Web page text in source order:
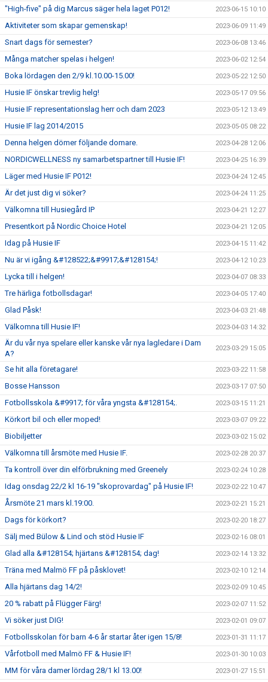
"High-five" på dig Marcus säger hela laget P012! 2023-06-15 10:10
Aktiviteter som skapar gemenskap! 2023-06-09 11:49
Snart dags för semester? 2023-06-08 13:46
Många matcher spelas i helgen! 2023-06-02 12:54
Boka lördagen den 2/9 kl.10.00-15.00! 2023-05-22 12:50
Husie IF önskar trevlig helg! 2023-05-17 09:56
Husie IF representationslag herr och dam 2023 2023-05-12 13:49
Husie IF lag 2014/2015 2023-05-05 08:22
Denna helgen dömer följande domare. 2023-04-28 12:06
NORDICWELLNESS ny samarbetspartner till Husie IF! 2023-04-25 16:39
Läger med Husie IF P012! 2023-04-24 12:45
Är det just dig vi söker? 2023-04-24 11:25
Välkomna till Husiegård IP 2023-04-21 12:27
Presentkort på Nordic Choice Hotel 2023-04-21 12:05
Idag på Husie IF 2023-04-15 11:42
Nu är vi igång &#128522;&#9917;&#128154;! 2023-04-12 10:23
Lycka till i helgen! 2023-04-07 08:33
Tre härliga fotbollsdagar! 2023-04-05 17:40
Glad Påsk! 2023-04-03 21:48
Välkomna till Husie IF! 2023-04-03 14:32
Är du vår nya spelare eller kanske vår nya lagledare i Dam
A?
2023-03-29 15:05
Se hit alla företagare! 2023-03-22 11:58
Bosse Hansson 2023-03-17 07:50
Fotbollsskola &#9917; för våra yngsta &#128154;. 2023-03-15 11:21
Körkort bil och eller moped! 2023-03-07 09:22
Biobiljetter 2023-03-02 15:02
Välkomna till årsmöte med Husie IF. 2023-02-28 20:37
Ta kontroll över din elförbrukning med Greenely 2023-02-24 10:28
Idag onsdag 22/2 kl 16-19 "skoprovardag" på Husie IF! 2023-02-22 10:47
Årsmöte 21 mars kl.19:00. 2023-02-21 15:21
Dags för körkort? 2023-02-20 18:27
Sälj med Bülow & Lind och stöd Husie IF 2023-02-16 08:01
Glad alla &#128154; hjärtans &#128154; dag! 2023-02-14 13:32
Träna med Malmö FF på påsklovet! 2023-02-10 12:14
Alla hjärtans dag 14/2! 2023-02-09 10:45
20 % rabatt på Flügger Färg! 2023-02-07 11:52
Vi söker just DIG! 2023-02-01 09:07
Fotbollsskolan för barn 4-6 år startar åter igen 15/8! 2023-01-31 11:17
Vårfotboll med Malmö FF & Husie IF! 2023-01-30 10:03
MM för våra damer lördag 28/1 kl 13.00! 2023-01-27 15:51